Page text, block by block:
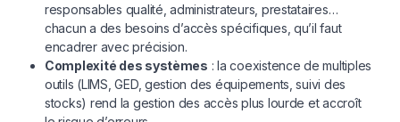
responsables qualité, administrateurs, prestataires…
chacun a des besoins d’accès spécifiques, qu’il faut
encadrer avec précision.
Complexité des systèmes : la coexistence de multiples
outils (LIMS, GED, gestion des équipements, suivi des
stocks) rend la gestion des accès plus lourde et accroît